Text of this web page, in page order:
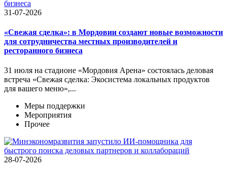
31-07-2026
«Свежая сделка»: в Мордовии создают новые возможности
для сотрудничества местных производителей и
ресторанного бизнеса
31 июля на стадионе «Мордовия Арена» состоялась деловая
встреча «Свежая сделка: Экосистема локальных продуктов
для вашего меню»,...
Меры поддержки
Мероприятия
Прочее
28-07-2026